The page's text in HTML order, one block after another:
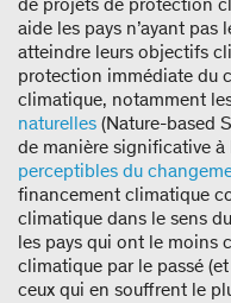
aide les pays n’ayant pas
atteindre leurs objectifs
protection immédiate du
climatique, notamment
naturelles (Nature-based
de manière significative à
perceptibles du
financement climatique
climatique dans le sens
les pays qui ont le moins
climatique par le passé
ceux qui en souffrent le